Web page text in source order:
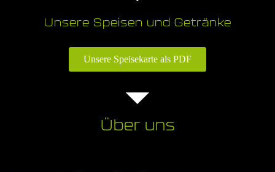
Unsere Speisen und Getränke
Unsere Speisekarte als PDF
Über uns